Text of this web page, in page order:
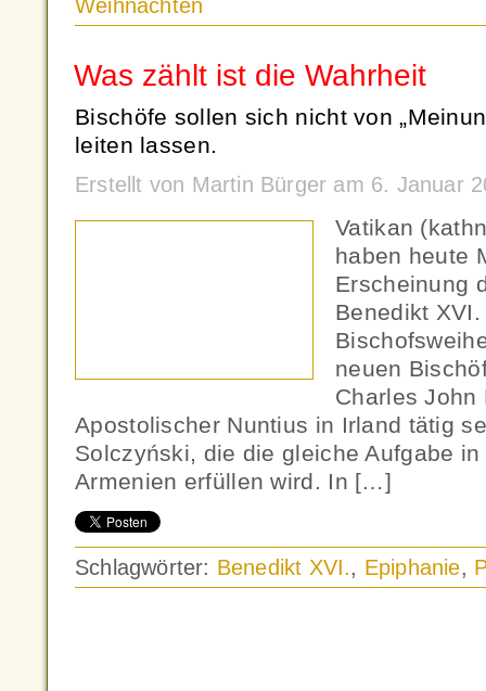
Weihnachten
Was zählt ist die Wahrheit
Bischöfe sollen sich nicht von
leiten lassen.
Erstellt von Martin Bürger am 6. Januar
Vatikan
haben heute
Erscheinung
Benedikt
neuen
Charles John
Apostolischer Nuntius in Irland tätig
Solczyński, die die gleiche Aufgabe
Armenien erfüllen wird. In […]
Schlagwörter: Benedikt XVI., Epiphanie,